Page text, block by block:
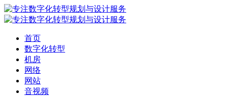
首页
数字化转型
机房
网络
网站
音视频